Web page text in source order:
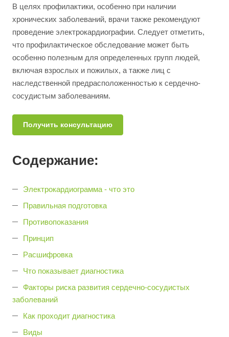
В целях профилактики, особенно при наличии
хронических заболеваний, врачи также рекомендуют
проведение электрокардиографии. Следует отметить,
что профилактическое обследование может быть
особенно полезным для определенных групп людей,
включая взрослых и пожилых, а также лиц с
наследственной предрасположенностью к сердечно-
сосудистым заболеваниям.
Получить консультацию
Содержание:
Электрокардиограмма - что это
Правильная подготовка
Противопоказания
Принцип
Расшифровка
Что показывает диагностика
Факторы риска развития сердечно-сосудистых
заболеваний
Как проходит диагностика
Виды